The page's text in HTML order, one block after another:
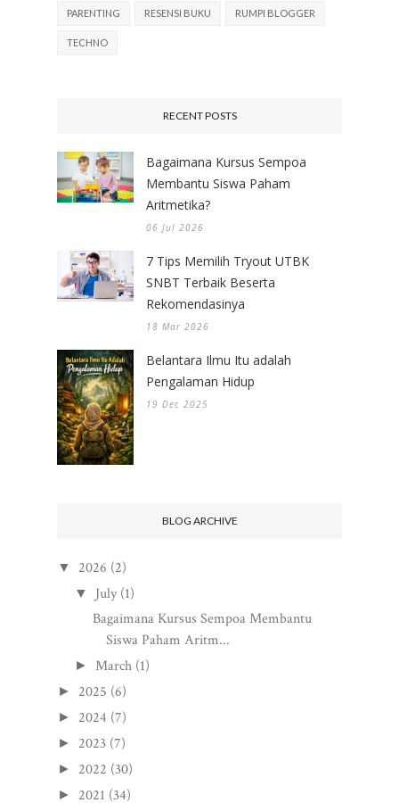
PARENTING RESENSI BUKU RUMPI BLOGGER
TECHNO
RECENT POSTS
Bagaimana Kursus Sempoa
Membantu Siswa Paham
Aritmetika?
06 Jul 2026
7 Tips Memilih Tryout UTBK
SNBT Terbaik Beserta
Rekomendasinya
18 Mar 2026
Belantara Ilmu Itu adalah
Pengalaman Hidup
19 Dec 2025
BLOG ARCHIVE
▼ 2026 (2)
▼ July (1)
Bagaimana Kursus Sempoa Membantu
Siswa Paham Aritm...
► March (1)
► 2025 (6)
► 2024 (7)
► 2023 (7)
► 2022 (30)
► 2021 (34)